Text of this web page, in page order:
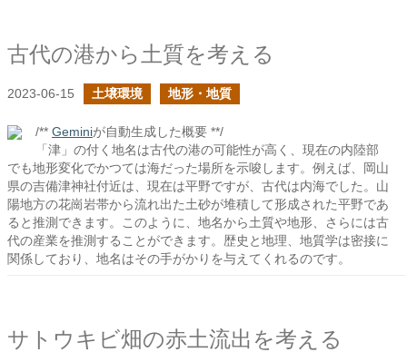
古代の港から土質を考える
2023-06-15 土壌環境 地形・地質
/** Geminiが自動生成した概要 **/
「津」の付く地名は古代の港の可能性が高く、現在の内陸部
でも地形変化でかつては海だった場所を示唆します。例えば、岡山
県の吉備津神社付近は、現在は平野ですが、古代は内海でした。山
陽地方の花崗岩帯から流れ出た土砂が堆積して形成された平野であ
ると推測できます。このように、地名から土質や地形、さらには古
代の産業を推測することができます。歴史と地理、地質学は密接に
関係しており、地名はその手がかりを与えてくれるのです。
サトウキビ畑の赤土流出を考える